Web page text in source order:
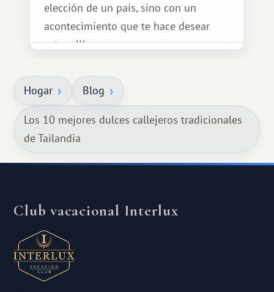
elección de un país, sino con un
acontecimiento que te hace desear
estar allí...
Hogar Blog
Los 10 mejores dulces callejeros tradicionales
de Tailandia
Club vacacional Interlux